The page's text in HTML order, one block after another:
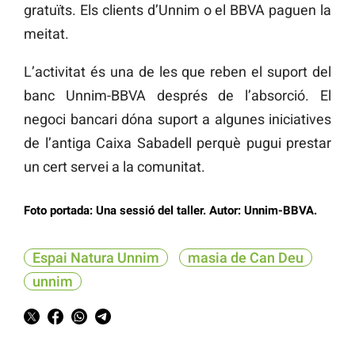
gratuïts. Els clients d’Unnim o el BBVA paguen la
meitat.
L’activitat és una de les que reben el suport del
banc Unnim-BBVA després de l’absorció. El
negoci bancari dóna suport a algunes iniciatives
de l’antiga Caixa Sabadell perquè pugui prestar
un cert servei a la comunitat.
Foto portada: Una sessió del taller. Autor: Unnim-BBVA.
Espai Natura Unnim
masia de Can Deu
unnim